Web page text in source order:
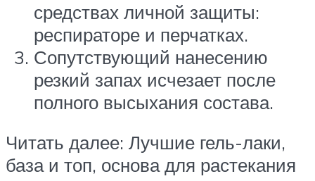
средствах личной защиты:
респираторе и перчатках.
Сопутствующий нанесению
резкий запах исчезает после
полного высыхания состава.
Читать далее: Лучшие гель-лаки,
база и топ, основа для растекания